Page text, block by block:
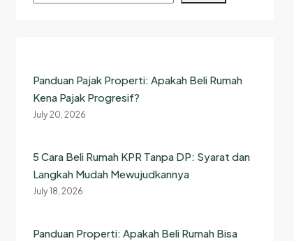
Panduan Pajak Properti: Apakah Beli Rumah
Kena Pajak Progresif?
July 20, 2026
5 Cara Beli Rumah KPR Tanpa DP: Syarat dan
Langkah Mudah Mewujudkannya
July 18, 2026
Panduan Properti: Apakah Beli Rumah Bisa